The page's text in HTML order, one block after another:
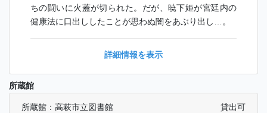
ちの闘いに火蓋が切られた。だが、暁下姫が宮廷内の
健康法に口出ししたことが思わぬ闇をあぶり出し…。
詳細情報を表示
所蔵館
所蔵館：高萩市立図書館 貸出可